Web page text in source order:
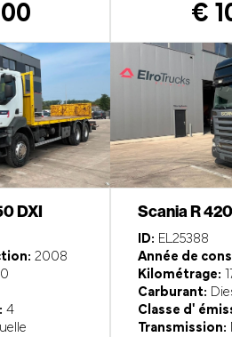
€
DXI
2008
4
Scania R 420
ID: EL25388
Année de
Kilométrage:
Carburant:
Classe d'
Transmission: